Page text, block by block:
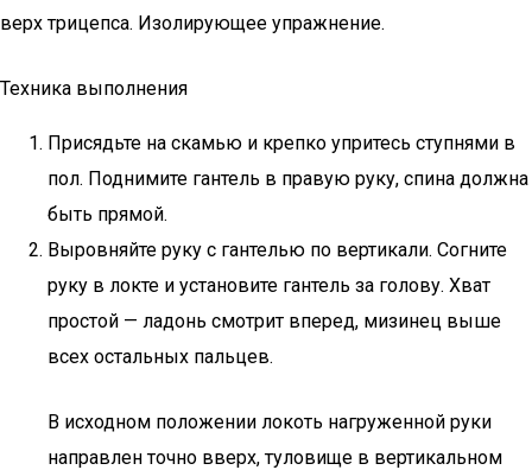
верх трицепса. Изолирующее упражнение.
Техника выполнения
Присядьте на скамью и крепко упритесь ступнями в
пол. Поднимите гантель в правую руку, спина должна
быть прямой.
Выровняйте руку с гантелью по вертикали. Согните
руку в локте и установите гантель за голову. Хват
простой — ладонь смотрит вперед, мизинец выше
всех остальных пальцев.
В исходном положении локоть нагруженной руки
направлен точно вверх, туловище в вертикальном